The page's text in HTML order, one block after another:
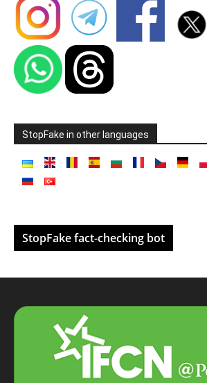
StopFake in other languages
StopFake fact-checking bot